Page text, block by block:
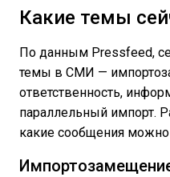
Какие темы
По данным Pressfeed,
темы в СМИ —
ответственность,
параллельный импорт.
какие сообщения можно